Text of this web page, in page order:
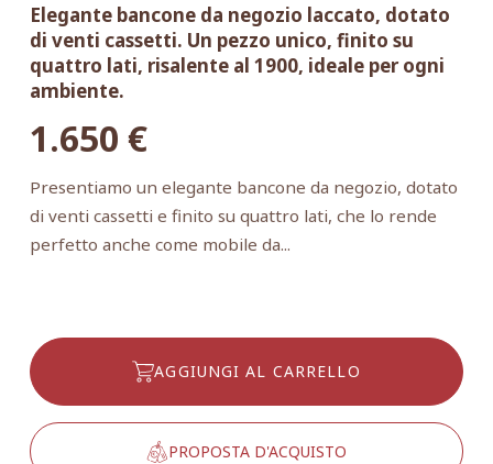
Elegante bancone da negozio laccato, dotato
di venti cassetti. Un pezzo unico, finito su
quattro lati, risalente al 1900, ideale per ogni
ambiente.
1.650 €
Presentiamo un elegante bancone da negozio, dotato
di venti cassetti e finito su quattro lati, che lo rende
perfetto anche come mobile da...
AGGIUNGI AL CARRELLO
PROPOSTA D'ACQUISTO